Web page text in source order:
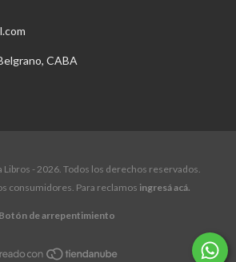
CABA
- 2026. Todos los derechos reservados.
consumidores. Para reclamos ingresá acá.
Botón de arrepentimiento